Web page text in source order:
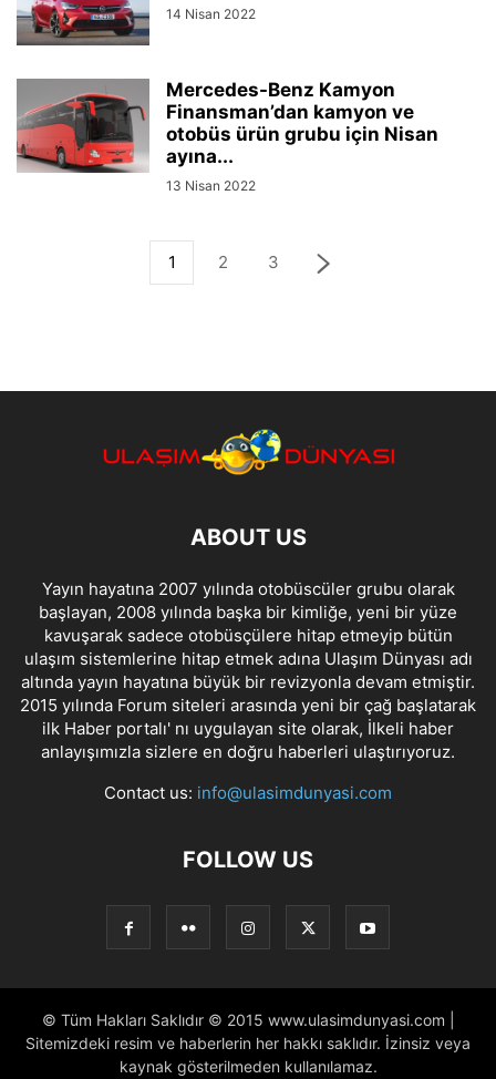
14 Nisan 2022
Mercedes-Benz Kamyon
Finansman’dan kamyon ve
otobüs ürün grubu için Nisan
ayına...
13 Nisan 2022
1 2 3
ABOUT US
Yayın hayatına 2007 yılında otobüscüler grubu olarak
başlayan, 2008 yılında başka bir kimliğe, yeni bir yüze
kavuşarak sadece otobüsçülere hitap etmeyip bütün
ulaşım sistemlerine hitap etmek adına Ulaşım Dünyası adı
altında yayın hayatına büyük bir revizyonla devam etmiştir.
2015 yılında Forum siteleri arasında yeni bir çağ başlatarak
ilk Haber portalı' nı uygulayan site olarak, İlkeli haber
anlayışımızla sizlere en doğru haberleri ulaştırıyoruz.
Contact us: info@ulasimdunyasi.com
FOLLOW US
© Tüm Hakları Saklıdır © 2015 www.ulasimdunyasi.com |
Sitemizdeki resim ve haberlerin her hakkı saklıdır. İzinsiz veya
kaynak gösterilmeden kullanılamaz.